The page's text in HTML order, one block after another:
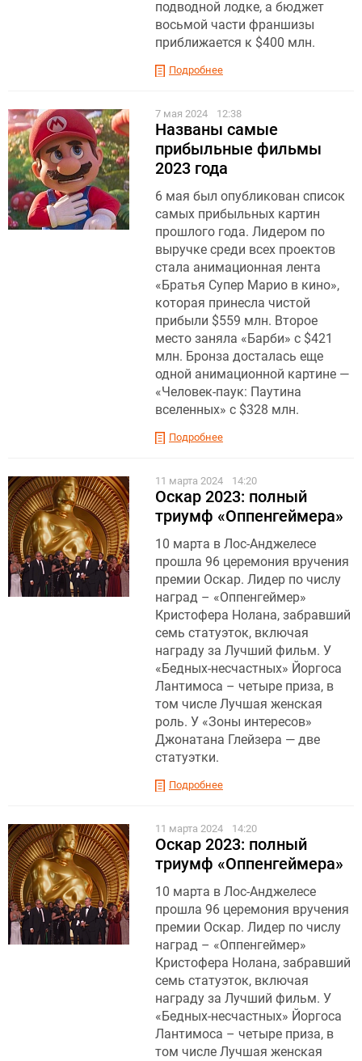
подводной лодке, а бюджет
восьмой части франшизы
приближается к $400 млн.
Подробнее
7 мая 2024 12:38
Названы самые
прибыльные фильмы
2023 года
6 мая был опубликован список
самых прибыльных картин
прошлого года. Лидером по
выручке среди всех проектов
стала анимационная лента
«Братья Супер Марио в кино»,
которая принесла чистой
прибыли $559 млн. Второе
место заняла «Барби» с $421
млн. Бронза досталась еще
одной анимационной картине —
«Человек-паук: Паутина
вселенных» с $328 млн.
Подробнее
11 марта 2024 14:20
Оскар 2023: полный
триумф «Оппенгеймера»
10 марта в Лос-Анджелесе
прошла 96 церемония вручения
премии Оскар. Лидер по числу
наград – «Оппенгеймер»
Кристофера Нолана, забравший
семь статуэток, включая
награду за Лучший фильм. У
«Бедных-несчастных» Йоргоса
Лантимоса – четыре приза, в
том числе Лучшая женская
роль. У «Зоны интересов»
Джонатана Глейзера — две
статуэтки.
Подробнее
11 марта 2024 14:20
Оскар 2023: полный
триумф «Оппенгеймера»
10 марта в Лос-Анджелесе
прошла 96 церемония вручения
премии Оскар. Лидер по числу
наград – «Оппенгеймер»
Кристофера Нолана, забравший
семь статуэток, включая
награду за Лучший фильм. У
«Бедных-несчастных» Йоргоса
Лантимоса – четыре приза, в
том числе Лучшая женская